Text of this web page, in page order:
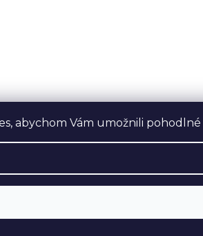
abychom Vám umožnili